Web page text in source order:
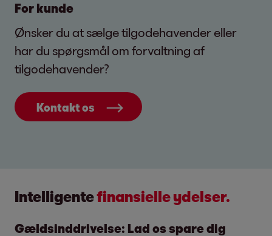
For kunde
Ønsker du at sælge tilgodehavender eller
har du spørgsmål om forvaltning af
tilgodehavender?
Kontakt os
Intelligentefinansielle ydelser.
Gældsinddrivelse: Lad os spare dig